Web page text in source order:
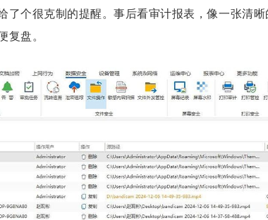
了个很克制的提醒。事后看审计报表，像一张清
复盘。